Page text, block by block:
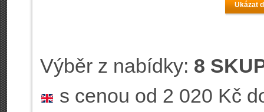
Ukázat
Výběr z nabídky: 8
s cenou od 2 020 Kč